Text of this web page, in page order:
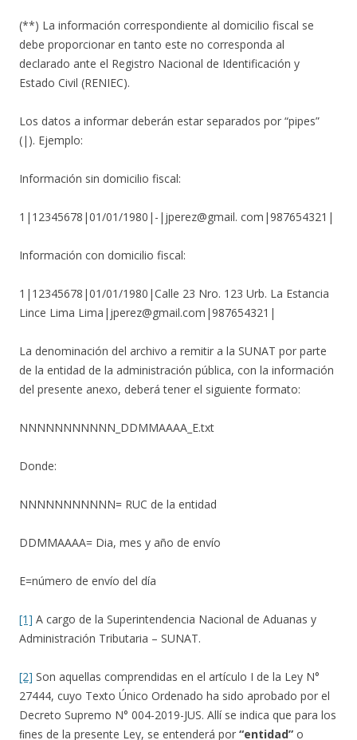
(**) La información correspondiente al domicilio fiscal se
debe proporcionar en tanto este no corresponda al
declarado ante el Registro Nacional de Identificación y
Estado Civil (RENIEC).
Los datos a informar deberán estar separados por “pipes”
(|). Ejemplo:
Información sin domicilio fiscal:
1|12345678|01/01/1980|-|jperez@gmail. com|987654321|
Información con domicilio fiscal:
1|12345678|01/01/1980|Calle 23 Nro. 123 Urb. La Estancia
Lince Lima Lima|jperez@gmail.com|987654321|
La denominación del archivo a remitir a la SUNAT por parte
de la entidad de la administración pública, con la información
del presente anexo, deberá tener el siguiente formato:
NNNNNNNNNNN_DDMMAAAA_E.txt
Donde:
NNNNNNNNNNN= RUC de la entidad
DDMMAAAA= Dia, mes y año de envío
E=número de envío del día
[1] A cargo de la Superintendencia Nacional de Aduanas y
Administración Tributaria – SUNAT.
[2] Son aquellas comprendidas en el artículo I de la Ley N°
27444, cuyo Texto Único Ordenado ha sido aprobado por el
Decreto Supremo N° 004-2019-JUS. Allí se indica que para los
ﬁnes de la presente Ley, se entenderá por “entidad” o